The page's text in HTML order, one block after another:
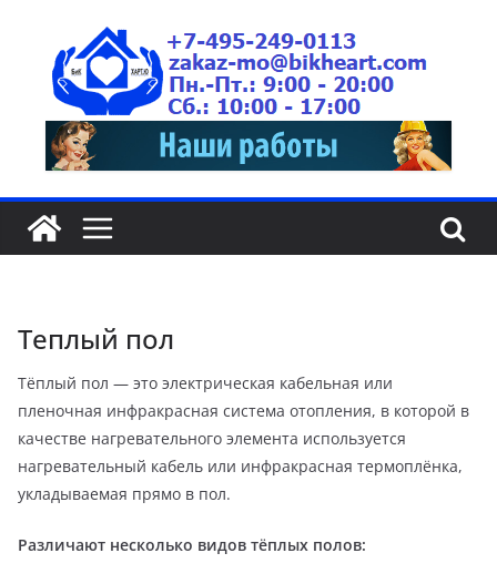
Теплый пол
Тёплый пол — это электрическая кабельная или
пленочная инфракрасная система отопления, в которой в
качестве нагревательного элемента используется
нагревательный кабель или инфракрасная термоплёнка,
укладываемая прямо в пол.
Различают несколько видов тёплых полов: